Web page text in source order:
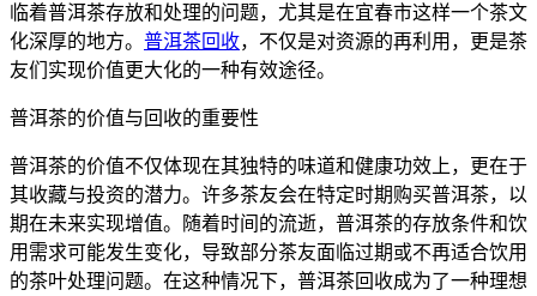
临着普洱茶存放和处理的问题，尤其是在宜春市这样一个茶文
化深厚的地方。 普洱茶回收，不仅是对资源的再利用，更是茶
友们实现价值更大化的一种有效途径。
普洱茶的价值与回收的重要性
普洱茶的价值不仅体现在其独特的味道和健康功效上，更在于
其收藏与投资的潜力。许多茶友会在特定时期购买普洱茶，以
期在未来实现增值。随着时间的流逝，普洱茶的存放条件和饮
用需求可能发生变化，导致部分茶友面临过期或不再适合饮用
的茶叶处理问题。在这种情况下，普洱茶回收成为了一种理想